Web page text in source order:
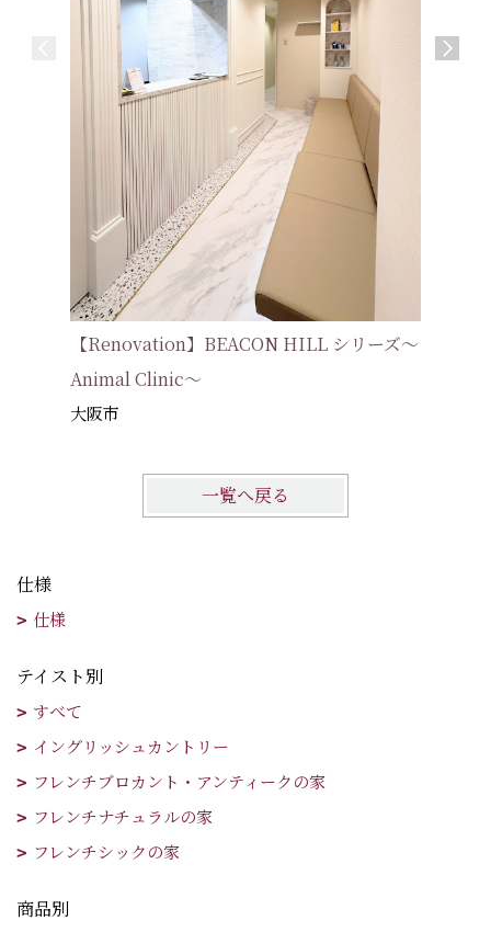
【Renovation】BEACON HILL シリーズ～
Animal Clinic～
大阪市
【
一覧へ戻る
仕様
仕様
テイスト別
すべて
イングリッシュカントリー
フレンチブロカント・アンティークの家
フレンチナチュラルの家
フレンチシックの家
商品別